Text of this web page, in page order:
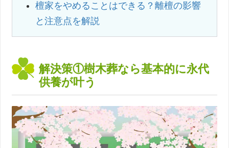
檀家をやめることはできる？離檀の影響
と注意点を解説
解決策①樹木葬なら基本的に永代
供養が叶う